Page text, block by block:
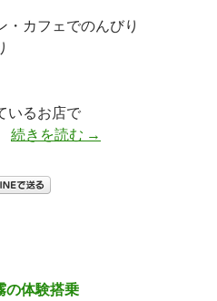
・カフェでのんびり
いるお店で
続きを読む 馴染みの店は落ち
→
の体験搭乗